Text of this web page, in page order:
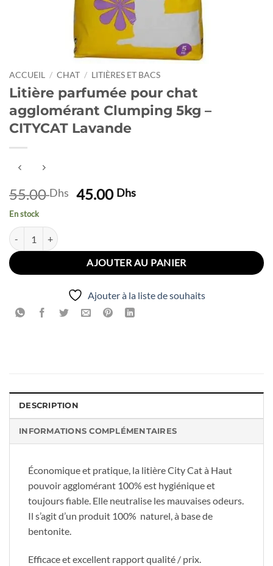
ACCUEIL / CHAT / LITIÈRES ET BACS
Litière parfumée pour chat
agglomérant Clumping 5kg –
CITYCAT Lavande
55.00Dhs Le
55.00 Dhs.
45.00 DhsLe
45.00 Dhs.
En stock
quantité de Litière parfumée pour chat agglomérant Clumping 5kg -
AJOUTER AU PANIER
Ajouter à la liste de souhaits
DESCRIPTION
INFORMATIONS COMPLÉMENTAIRES
Économique et pratique, la litière City Cat à Haut
pouvoir agglomérant 100% est hygiénique et
toujours fiable. Elle neutralise les mauvaises odeurs.
Il s’agit d’un produit 100% naturel, à base de
bentonite.
Efficace et excellent rapport qualité / prix.